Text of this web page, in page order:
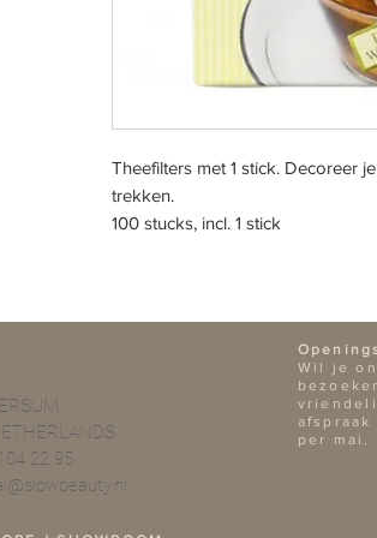
Theefilters met 1 stick. Decoreer
trekken.
100 stucks, incl. 1 stick
22 95
Wil je
per mai.